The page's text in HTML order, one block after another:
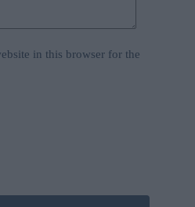
in this browser for the